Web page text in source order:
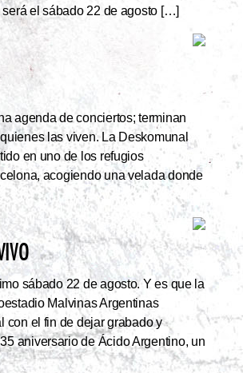
el sábado 22 de agosto […]
agenda de conciertos; terminan
las viven. La Deskomunal
en uno de los refugios
acogiendo una velada donde
sábado 22 de agosto. Y es que la
Malvinas Argentinas
con el fin de dejar grabado y
aniversario de Ácido Argentino, un